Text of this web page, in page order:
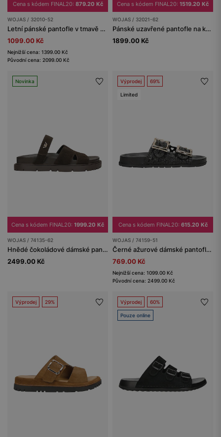
Cena s kódem FINAL20: 879.20 Kč
WOJAS / 32010-52
Letní pánské pantofle v tmavě hnědé barvě
1099.00 Kč
Nejnižší cena: 1399.00 Kč
Původní cena: 2099.00 Kč
Cena s kódem FINAL20: 1519.20 Kč
WOJAS / 32021-62
Pánské uzavřené pantofle na korkové podrážce
1899.00 Kč
Novinka
Cena s kódem FINAL20: 1999.20 Kč
WOJAS / 74135-62
Hnědé čokoládové dámské pantofle ze štípenky
2499.00 Kč
Výprodej 69%
Limited
Cena s kódem FINAL20: 615.20 Kč
WOJAS / 74159-51
Černé ažurové dámské pantofle z lícové kůže se zlatými přezkami
769.00 Kč
Nejnižší cena: 1099.00 Kč
Původní cena: 2499.00 Kč
Výprodej 29% Výprodej 60%
Pouze online